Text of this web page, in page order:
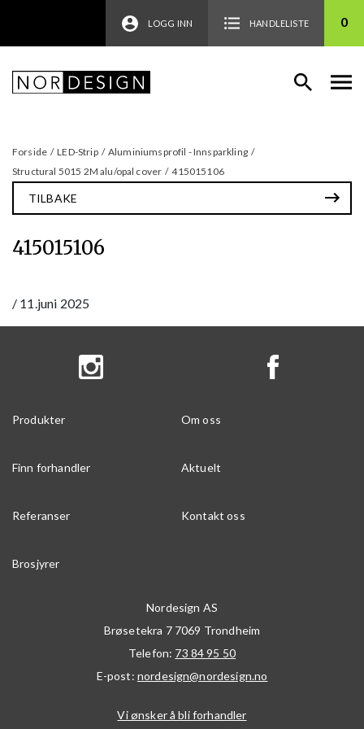
LOGG INN HANDLELISTE 0
Forside / LED-Strip / Aluminiumsprofil - Innsparkling /
Structural 5015 2M alu/opal cover / 415015106
TILBAKE
415015106
/ 11.juni 2025
Produkter Om oss
Finn forhandler Aktuelt
Referanser Kontakt oss
Brosjyrer
Nordesign AS
Brøsetekra 7 7069 Trondheim
Telefon: 73 84 95 50
E-post: nordesign@nordesign.no
Vi ønsker å bli forhandler